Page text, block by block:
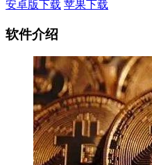
安卓版下载 苹果下载
软件介绍